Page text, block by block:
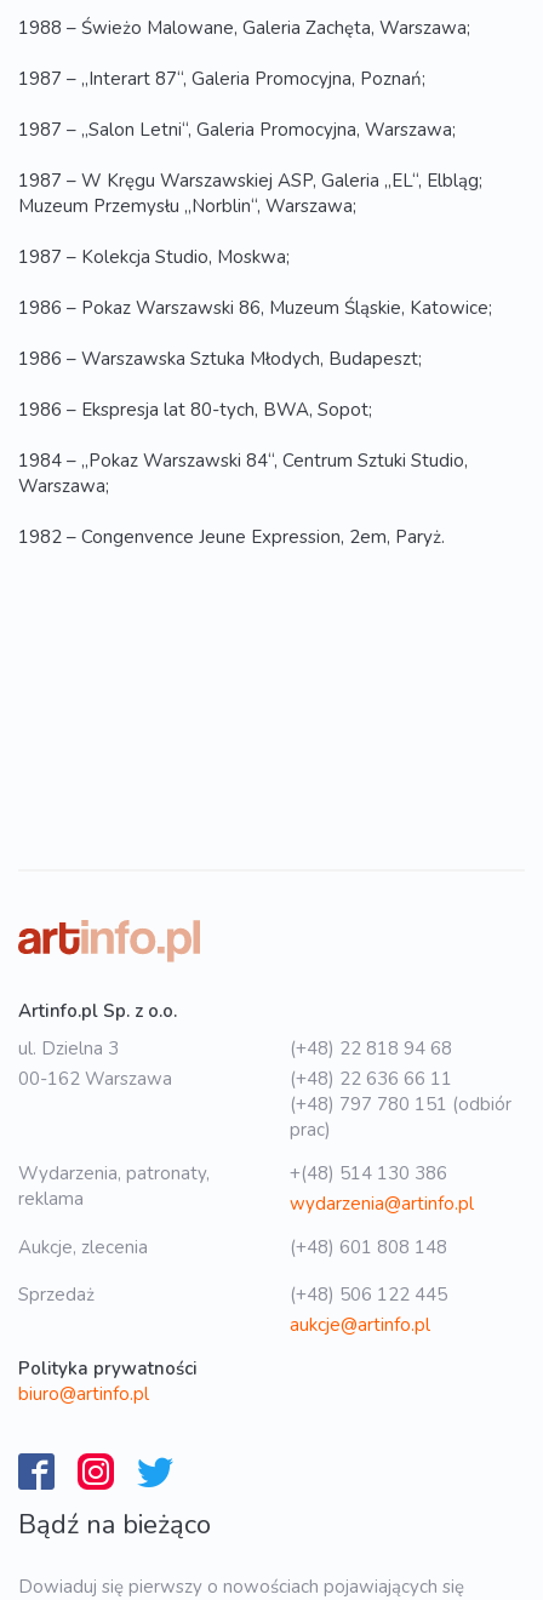
1988 – Świeżo Malowane, Galeria Zachęta, Warszawa;
1987 – „Interart 87“, Galeria Promocyjna, Poznań;
1987 – „Salon Letni“, Galeria Promocyjna, Warszawa;
1987 – W Kręgu Warszawskiej ASP, Galeria „EL“, Elbląg;
Muzeum Przemysłu „Norblin“, Warszawa;
1987 – Kolekcja Studio, Moskwa;
1986 – Pokaz Warszawski 86, Muzeum Śląskie, Katowice;
1986 – Warszawska Sztuka Młodych, Budapeszt;
1986 – Ekspresja lat 80-tych, BWA, Sopot;
1984 – „Pokaz Warszawski 84“, Centrum Sztuki Studio,
Warszawa;
1982 – Congenvence Jeune Expression, 2em, Paryż.
Artinfo.pl Sp. z o.o.
ul. Dzielna 3
00-162 Warszawa
(+48) 22 818 94 68
(+48) 22 636 66 11
(+48) 797 780 151 (odbiór
prac)
Wydarzenia, patronaty,
reklama
+(48) 514 130 386
wydarzenia@artinfo.pl
Aukcje, zlecenia
(+48) 601 808 148
Sprzedaż
(+48) 506 122 445
aukcje@artinfo.pl
Polityka prywatności
biuro@artinfo.pl
Bądź na bieżąco
Dowiaduj się pierwszy o nowościach pojawiających się